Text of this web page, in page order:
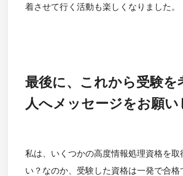
着させて行く活動も楽しくなりました。
最後に、これから受験を
人へメッセージをお願い
私は、いくつかの高度情報処理資格を取
い？なのか、受験した資格は一発で合